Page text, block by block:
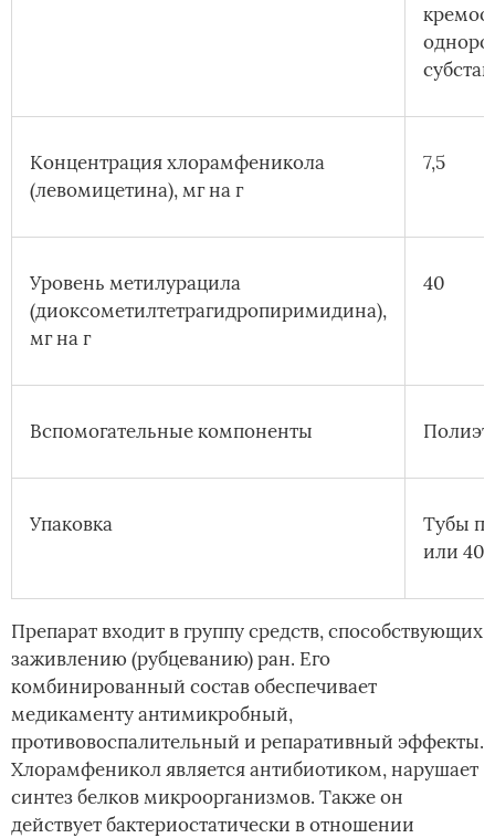
Концентрация хлорамфеникола
(левомицетина), мг на г
7,5
Уровень метилурацила
(диоксометилтетрагидропиримидина),
мг на г
40
Вспомогательные компоненты
Упаковка
Тубы
или 40
Препарат входит в группу средств, способствующих
заживлению (рубцеванию) ран. Его
комбинированный состав обеспечивает
медикаменту антимикробный,
противовоспалительный и репаративный эффекты.
Хлорамфеникол является антибиотиком, нарушает
синтез белков микроорганизмов. Также он
действует бактериостатически в отношении